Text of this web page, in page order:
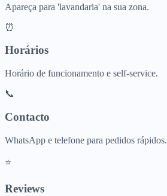
Apareça para 'lavandaria' na sua zona.
⏰
Horários
Horário de funcionamento e self-service.
📞
Contacto
WhatsApp e telefone para pedidos rápidos.
⭐
Reviews